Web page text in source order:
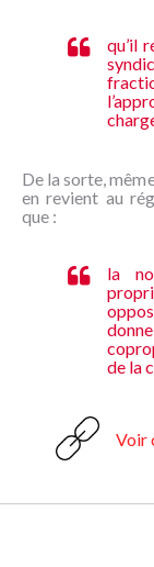
qu’il
De la sorte,
en revient au
que :
la
de la
Voir